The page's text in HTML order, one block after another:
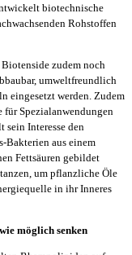
biotechnische
Rohstoffen
zudem noch
umweltfreundlich
eingesetzt werden. Zudem
Spezialanwendungen
sein Interesse den
Bakterien aus einem
Fettsäuren gebildet
um pflanzliche Öle
in ihr Inneres
möglich senken